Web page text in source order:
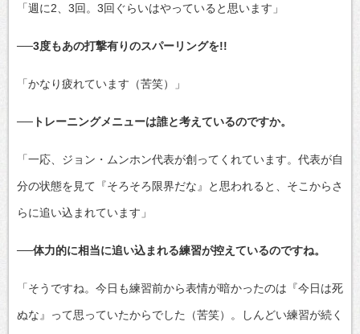
「週に2、3回。3回ぐらいはやっていると思います」
──3度もあの打撃有りのスパーリングを!!
「かなり疲れています（苦笑）」
──トレーニングメニューは誰と考えているのですか。
「一応、ジョン・ムンホン代表が創ってくれています。代表が自
分の状態を見て『そろそろ限界だな』と思われると、そこからさ
らに追い込まれています」
──体力的に相当に追い込まれる練習が控えているのですね。
「そうですね。今日も練習前から表情が暗かったのは『今日は死
ぬな』って思っていたからでした（苦笑）。しんどい練習が続く